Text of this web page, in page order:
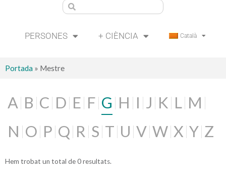
PERSONES + CIÈNCIA Català
Portada » Mestre
A B C D E F G H I J K L M
N O P Q R S T U V W X Y Z
Hem trobat un total de 0 resultats.